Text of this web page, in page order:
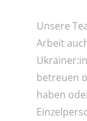
Unsere
Arbeit
betreuen
haben